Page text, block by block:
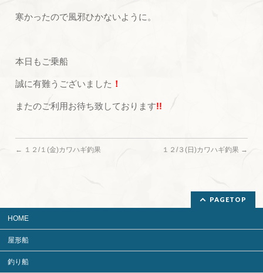
寒かったので風邪ひかないように。
本日もご乗船
誠に有難うございました ！
またのご利用お待ち致しております!!
← １２/１(金)カワハギ釣果 １２/３(日)カワハギ釣果 →
PAGETOP
HOME
屋形船
釣り船